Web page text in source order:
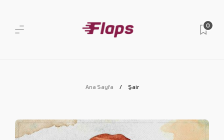
0
Ana Sayfa Şair